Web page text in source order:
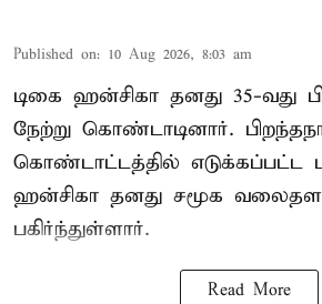
Published on: 10 Aug 2026, 8:03 am
டிகை ஹன்சிகா தனது 35-வது
நேற்று கொண்டாடினார்.
கொண்டாட்டத்தில் எடுக்கப்பட்ட
ஹன்சிகா தனது சமூக
பகிர்ந்துள்ளார்.
Read More